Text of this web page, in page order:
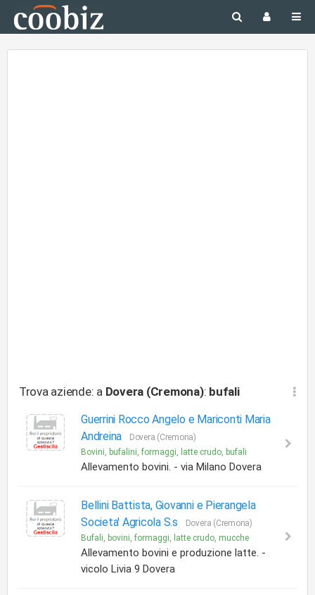
Trova aziende: a Dovera (Cremona): bufali
Guerrini Rocco Angelo e Mariconti Maria
Andreina
Dovera (Cremona)
Bovini, bufalini, formaggi, latte crudo, bufali
Allevamento bovini. - via Milano Dovera
Bellini Battista, Giovanni e Pierangela
Societa' Agricola S.s
Dovera (Cremona)
Bufali, bovini, formaggi, latte crudo, mucche
Allevamento bovini e produzione latte. -
vicolo Livia 9 Dovera